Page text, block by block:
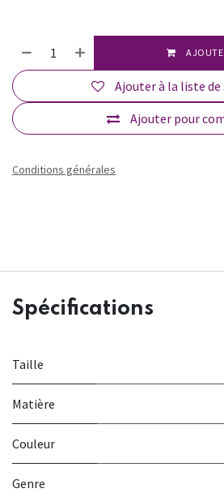
Ajouter pour
Ajouter à la liste
Conditions générales
Spécifications
Taille
Matière
Couleur
Genre